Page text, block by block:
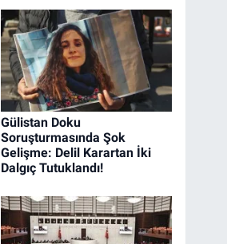
Gülistan Doku
Soruşturmasında Şok
Gelişme: Delil Karartan İki
Dalgıç Tutuklandı!